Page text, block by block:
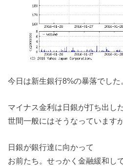
今日は新生銀行8%の暴落でした
マイナス金利は日銀が打ち出し
世間一般にはそうなっていますが
日銀が銀行達に向かって
お前たち。せっかく金融緩和し